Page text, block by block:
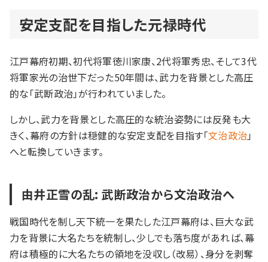
学問と教育の発展
文芸と演芸の繁栄
芸術とエンターテイメント
まとめ
安定支配を目指した元禄時代
江戸幕府初期、初代将軍徳川家康、2代将軍秀忠、そして3代
将軍家光の治世下だった50年間は、武力を背景とした高圧
的な「武断政治」が行われていました。
しかし、武力を背景とした高圧的な統治姿勢には反発も大
きく、幕府の方針は穏健的な安定支配を目指す「文治政治」
へと転換していきます。
由井正雪の乱: 武断政治から文治政治へ
戦国時代を制し天下統一を果たした江戸幕府は、巨大な武
力を背景に大名たちを統制し、少しでも落ち度があれば、幕
府は積極的に大名たちの領地を没収し（改易）、身分を剥奪